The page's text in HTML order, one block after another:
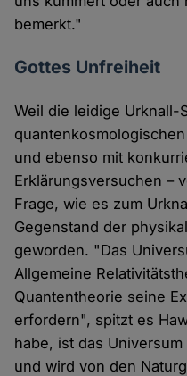
bemerkt."
Gottes Unfreiheit
Weil die leidige Urknall-
und ebenso mit
Erklärungsversuchen –
Frage, wie es zum
Gegenstand der
geworden. "Das
Allgemeine
Quantentheorie seine
erfordern", spitzt es
habe, ist das
und wird von den